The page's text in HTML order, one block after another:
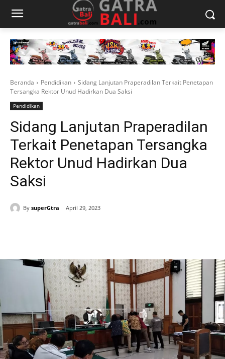
Beranda Pendidikan
Sidang Lanjutan Praperadilan Terkait Penetapan
Tersangka Rektor Unud Hadirkan Dua Saksi
Pendidikan
Sidang Lanjutan Praperadilan
Terkait Penetapan Tersangka
Rektor Unud Hadirkan Dua
Saksi
By superGtra April 29, 2023